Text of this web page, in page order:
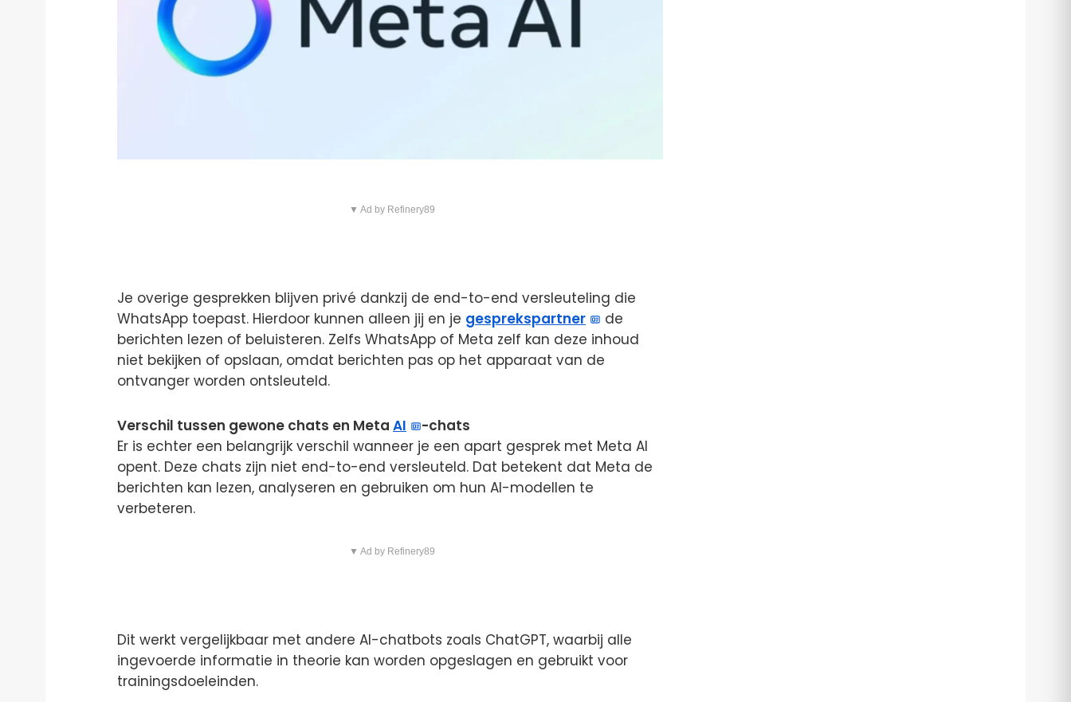
▼ Ad by Refinery89
Je overige gesprekken blijven privé dankzij de end-to-end versleuteling die
WhatsApp toepast. Hierdoor kunnen alleen jij en je gesprekspartner
de
berichten lezen of beluisteren. Zelfs WhatsApp of Meta zelf kan deze inhoud
niet bekijken of opslaan, omdat berichten pas op het apparaat van de
ontvanger worden ontsleuteld.
Verschil tussen gewone chats en Meta AI
-chats
Er is echter een belangrijk verschil wanneer je een apart gesprek met Meta AI
opent. Deze chats zijn niet end-to-end versleuteld. Dat betekent dat Meta de
berichten kan lezen, analyseren en gebruiken om hun AI-modellen te
verbeteren.
▼ Ad by Refinery89
Dit werkt vergelijkbaar met andere AI-chatbots zoals ChatGPT, waarbij alle
ingevoerde informatie in theorie kan worden opgeslagen en gebruikt voor
trainingsdoeleinden.